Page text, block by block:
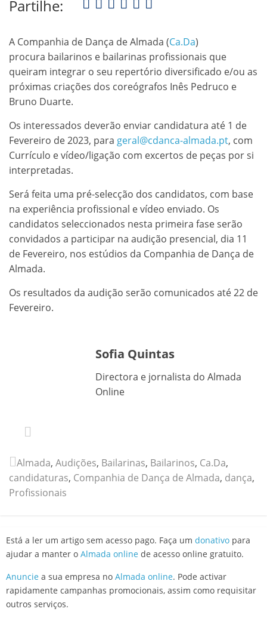
Partilhe:
A Companhia de Dança de Almada (Ca.Da)
procura bailarinos e bailarinas profissionais que
queiram integrar o seu repertório diversificado e/ou as
próximas criações dos coreógrafos Inês Pedruco e
Bruno Duarte.
Os interessados deverão enviar candidatura até 1 de
Fevereiro de 2023, para geral@cdanca-almada.pt, com
Currículo e vídeo/ligação com excertos de peças por si
interpretadas.
Será feita uma pré-selecção dos candidatos, com base
na experiência profissional e vídeo enviado. Os
candidatos seleccionados nesta primeira fase serão
convidados a participar na audição presencial, dia 11
de Fevereiro, nos estúdios da Companhia de Dança de
Almada.
Os resultados da audição serão comunicados até 22 de
Fevereiro.
Sofia Quintas
Directora e jornalista do Almada
Online
Almada, Audições, Bailarinas, Bailarinos, Ca.Da,
candidaturas, Companhia de Dança de Almada, dança,
Profissionais
Está a ler um artigo sem acesso pago. Faça um donativo para
ajudar a manter o Almada online de acesso online gratuito.
Anuncie a sua empresa no Almada online. Pode activar
rapidamente campanhas promocionais, assim como requisitar
outros serviços.